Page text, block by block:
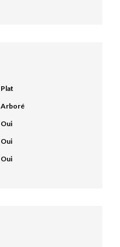
Plat
Arboré
Oui
Oui
Oui